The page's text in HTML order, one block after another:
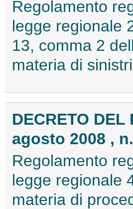
Regolamento
legge regionale
13, comma 2
materia di
DECRETO DEL
agosto 2008 ,
Regolamento
legge regionale
materia di